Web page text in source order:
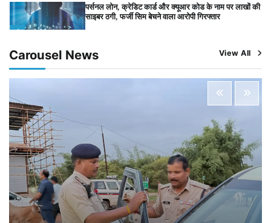
4
पर्सनल लोन, क्रेडिट कार्ड और क्यूआर कोड के नाम पर लाखों की
साइबर ठगी, फर्जी सिम बेचने वाला आरोपी गिरफ्तार
5
विशेष प्रवर्तन अभियान में नर्मदापुरम पुलिस की सख्त कार्रवाई
1
विशेष प्रवर्तन अभियान में नर्मदापुरम पुलिस की लगातार सख्ती
2
वेयरहाउस कॉरपोरेशन के जिला प्रबंधक पर केस दर्ज, फरार;
क्लर्क को मिली कमान, ‘चाबी के खेल’ पर फिर उठे सवाल
Pavan Jat August 5, 2026 0
3
नपा सहकारी समिति में 25 लाख से अधिक का गेहूं सड़ा, 5,700
क्विंटल खराब अनाज वेयरहाउस ने लौटाया
Pavan Jat August 5, 2026 0
Carousel News View All